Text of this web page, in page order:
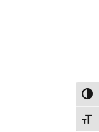
הפעל/כבה ניגודיות גבוהה
מתג גודל גופן